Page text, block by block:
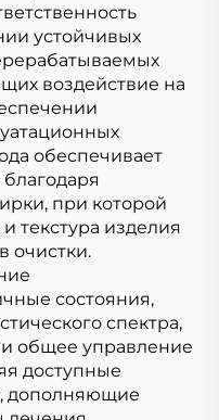
устойчивых
воздействие на
обеспечивает
при которой
текстура изделия
очистки.
состояния,
спектра,
общее управление
доступные
дополняющие